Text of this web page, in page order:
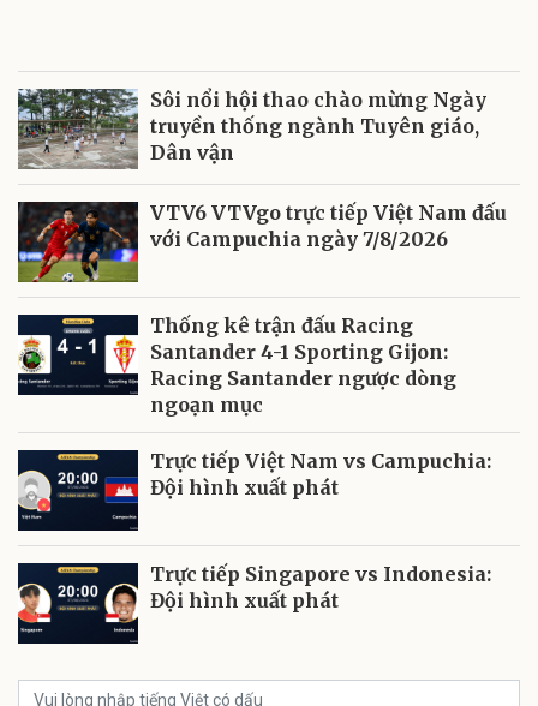
Sôi nổi hội thao chào mừng Ngày
truyền thống ngành Tuyên giáo,
Dân vận
VTV6 VTVgo trực tiếp Việt Nam đấu
với Campuchia ngày 7/8/2026
Thống kê trận đấu Racing
Santander 4-1 Sporting Gijon:
Racing Santander ngược dòng
ngoạn mục
Trực tiếp Việt Nam vs Campuchia:
Đội hình xuất phát
Trực tiếp Singapore vs Indonesia:
Đội hình xuất phát